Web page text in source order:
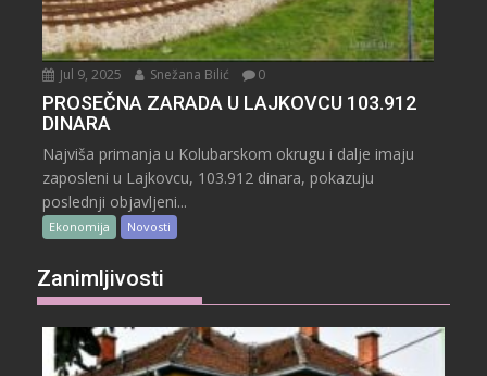
Jul 9, 2025 Snežana Bilić 0
PROSEČNA ZARADA U LAJKOVCU 103.912
DINARA
Najviša primanja u Kolubarskom okrugu i dalje imaju
zaposleni u Lajkovcu, 103.912 dinara, pokazuju
poslednji objavljeni...
Ekonomija Novosti
Zanimljivosti